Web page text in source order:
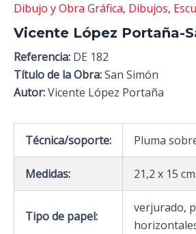
Dibujo y Obra Gráfica, Dibujos,
Vicente López Portaña-
Referencia: DE 182
Título de la Obra:San Simón
Autor:Vicente López Portaña
Técnica/soporte: Pluma
Medidas: 21,2 x 15 cm
Tipo de papel:
verjurado,